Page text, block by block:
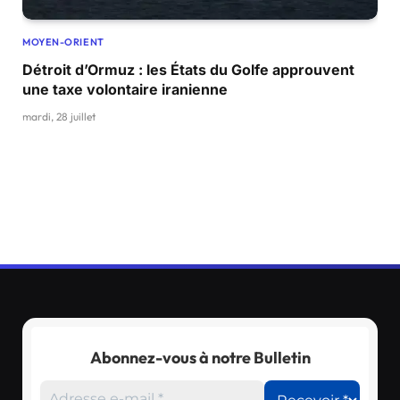
MOYEN-ORIENT
Détroit d’Ormuz : les États du Golfe approuvent
une taxe volontaire iranienne
mardi, 28 juillet
Abonnez-vous à notre Bulletin